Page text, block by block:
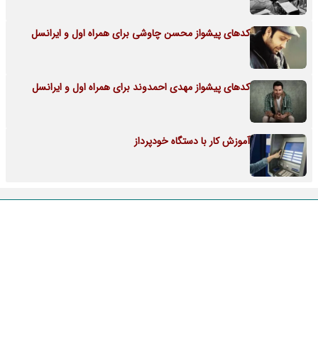
کدهای پیشواز محسن چاوشی برای همراه اول و ایرانسل
کدهای پیشواز مهدی احمدوند برای همراه اول و ایرانسل
آموزش کار با دستگاه خودپرداز